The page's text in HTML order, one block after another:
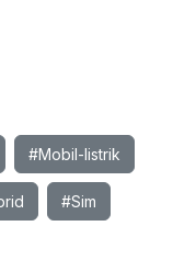
#Mobil-listrik
#Sim